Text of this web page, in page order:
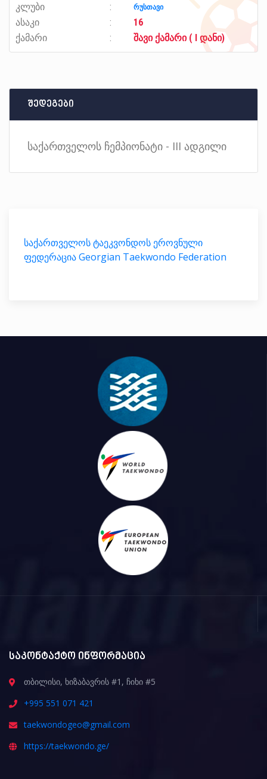
კლუბი რუსთავი
ასაკი
16
ქამარი
შავი ქამარი ( I დანი)
შედეგები
საქართველოს ჩემპიონატი - III ადგილი
საქართველოს ტაეკვონდოს ეროვნული
ფედერაცია Georgian Taekwondo Federation
საკონტაქტო ინფორმაცია
თბილისი, ხიზაბავრის #1, ჩიხი #5
+995 551 071 421
taekwondogeo@gmail.com
https://taekwondo.ge/